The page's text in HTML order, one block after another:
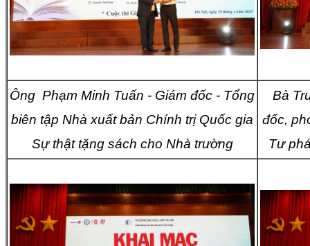
Ông Phạm Minh Tuấn - Giám đốc - Tổng
biên tập Nhà xuất bản Chính trị Quốc gia
Sự thật tặng sách cho Nhà trường
Bà
đốc,
Tư